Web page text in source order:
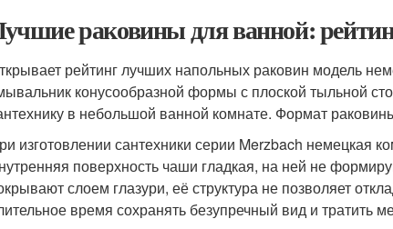
раковины для ванной:
рейтинг лучших напольных раковин модель
конусообразной формы с плоской тыльной
в небольшой ванной комнате. Формат
изготовлении сантехники серии Merzbach немецкая
поверхность чаши гладкая, на ней не
слоем глазури, её структура не позволяет
время сохранять безупречный вид и тратить